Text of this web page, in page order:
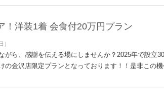
！洋装1着 会食付20万円プラン
）
がら、感謝を伝える場にしませんか？2025年で設立
の金沢店限定プランとなっております！！是非この